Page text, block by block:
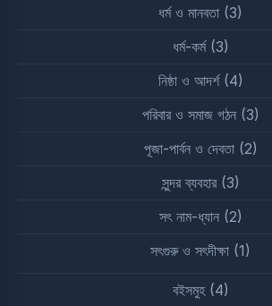
ধর্ম ও মানবতা (3)
ধর্ম-কর্ম(3)
নিষ্ঠা ও আদর্শ(4)
পরিবার ও সমাজ গঠন(3)
পূজা-পার্বন ও দেবতা(2)
সুন্দর ব্যবহার(3)
সৎ নাম-ধ্যান(2)
সৎগুরু ও সৎদীক্ষা (1)
বইসমুহ(4)